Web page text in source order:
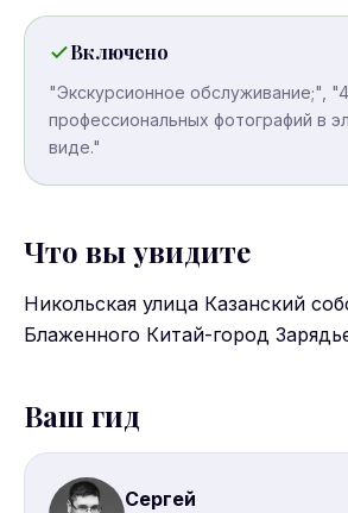
Включено
"Экскурсионное обслуживание;",
профессиональных фотографий в
виде."
Что вы увидите
Никольская улица Казанский
Блаженного Китай-город
Ваш гид
Сергей